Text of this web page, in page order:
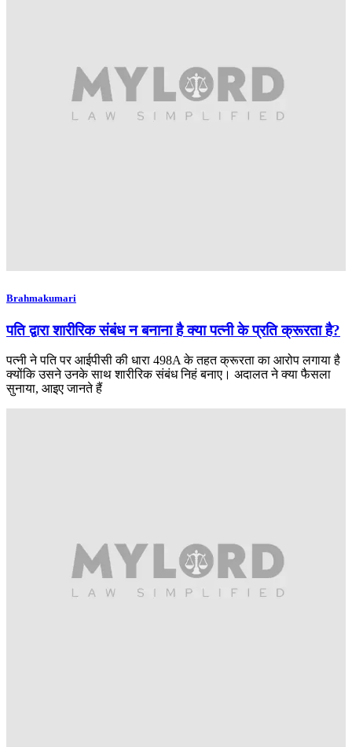
Brahmakumari
पति द्वारा शारीरिक संबंध न बनाना है क्या पत्नी के प्रति क्रूरता है?
पत्नी ने पति पर आईपीसी की धारा 498A के तहत क्रूरता का आरोप लगाया है
क्योंकि उसने उनके साथ शारीरिक संबंध निहं बनाए। अदालत ने क्या फैसला
सुनाया, आइए जानते हैं